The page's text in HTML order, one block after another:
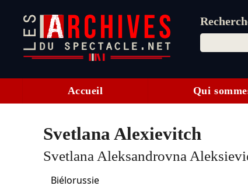
Accueil Qui
Svetlana Alexievitch
Svetlana Aleksandrovna
Biélorussie